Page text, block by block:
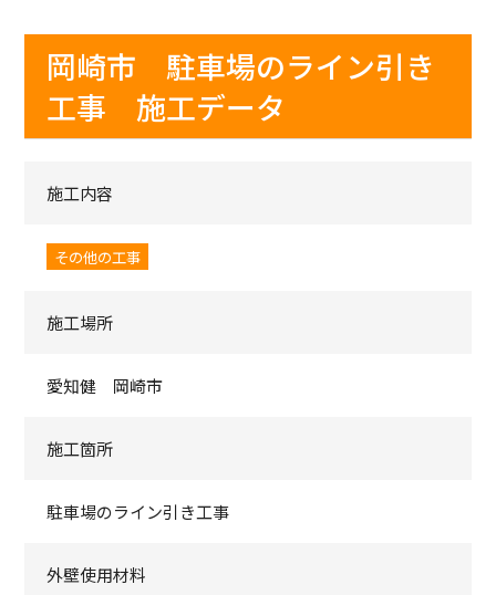
岡崎市 駐車場のライン引き
工事 施工データ
施工内容
その他の工事
施工場所
愛知健 岡崎市
施工箇所
駐車場のライン引き工事
外壁使用材料